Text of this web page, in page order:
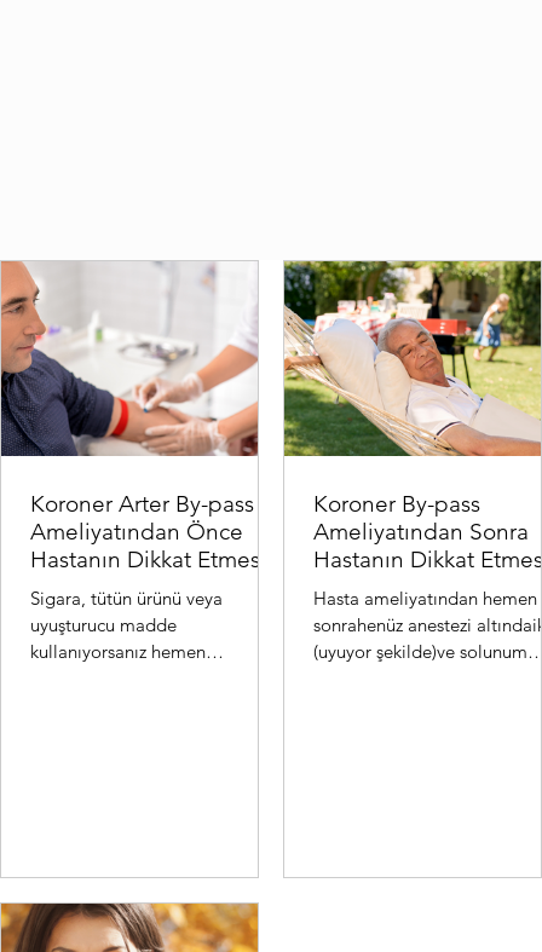
Hemen Başvur
Koroner Arter By-pass
Ameliyatından Önce
Hastanın Dikkat Etmesi
Gereken Hususlar:
Sigara, tütün ürünü veya
uyuşturucu madde
kullanıyorsanız hemen
Koroner By-pass
Ameliyatından Sonra
Hastanın Dikkat
Gereken Hususlar:
Hasta ameliyatından hemen
sonrahenüz anestezi
(uyuyor şekilde)ve solunum